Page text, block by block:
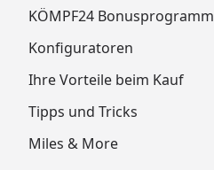
KÖMPF24 Bonusprogramm
Konfiguratoren
Ihre Vorteile beim Kauf
Tipps und Tricks
Miles & More